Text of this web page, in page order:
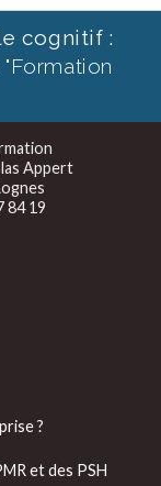
cognitif :
Appert
84 19
?
et des PSH